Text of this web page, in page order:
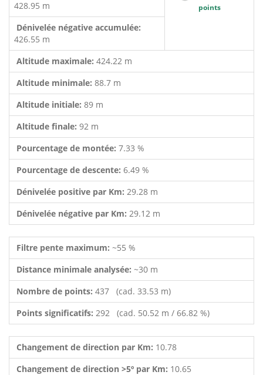
428.95 m
points
Dénivelée négative accumulée:
426.55 m
Altitude maximale: 424.22 m
Altitude minimale: 88.7 m
Altitude initiale: 89 m
Altitude finale: 92 m
Pourcentage de montée: 7.33 %
Pourcentage de descente: 6.49 %
Dénivelée positive par Km: 29.28 m
Dénivelée négative par Km: 29.12 m
Filtre pente maximum: ~55 %
Distance minimale analysée: ~30 m
Nombre de points: 437 (cad. 33.53 m)
Points significatifs: 292 (cad. 50.52 m / 66.82 %)
Changement de direction par Km: 10.78
Changement de direction >5º par Km: 10.65